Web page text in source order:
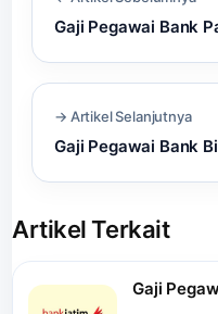
Gaji Pegawai Bank
→ Artikel Selanjutnya
Gaji Pegawai Bank
Artikel Terkait
Gaji